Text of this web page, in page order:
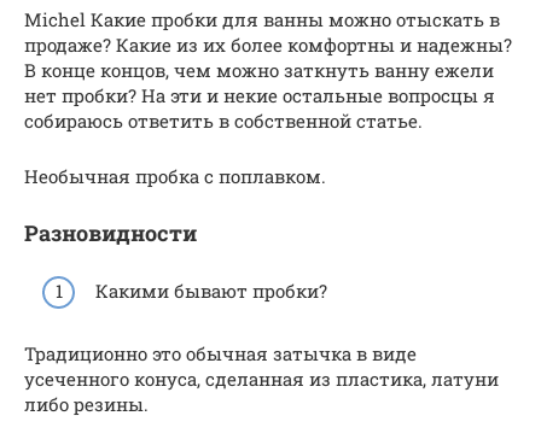
Michel Какие пробки для ванны можно отыскать в
продаже? Какие из их более комфортны и надежны?
В конце концов, чем можно заткнуть ванну ежели
нет пробки? На эти и некие остальные вопросцы я
собираюсь ответить в собственной статье.
Необычная пробка с поплавком.
Разновидности
Какими бывают пробки?
Традиционно это обычная затычка в виде
усеченного конуса, сделанная из пластика, латуни
либо резины.